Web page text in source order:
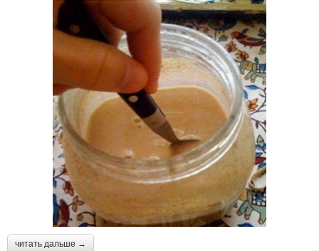
читать дальше →